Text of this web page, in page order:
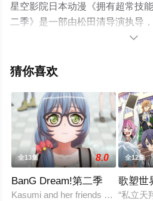
星空影院日本动漫《拥有超常技
二季》是一部由松田清导演执导
菜,村濑步,内田真礼,大地叶,甲斐
情已揭晓（全12集），手机免费
漫、电视猫或剧情网等平台了解。

猜你喜欢
全13集 8.0
BanG Dream!第二季
Kasumi and her friends start their
全12集
歌塑世
“私立天